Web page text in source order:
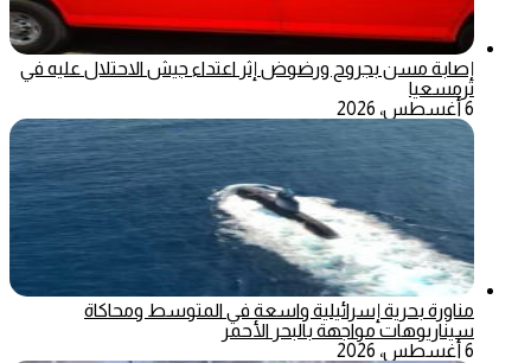
إصابة مسن بجروح ورضوض إثر اعتداء جيش الاحتلال عليه في
ترمسعيا
6 أغسطس، 2026
مناورة بحرية إسرائيلية واسعة في المتوسط ومحاكاة
سيناريوهات مواجهة بالبحر الأحمر
6 أغسطس، 2026